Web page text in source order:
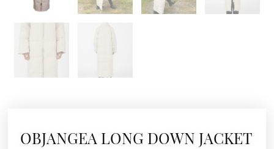
OBJANGEA LONG DOWN JACKET